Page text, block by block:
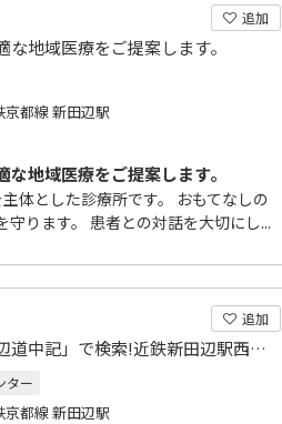
追加
地域医療をご提案します。
都線 新田辺駅
地域医療をご提案します。
体とした診療所です。 おもてなしの
ります。 患者との対話を大切にし...
追加
京田辺の観光のことなら「京田辺道中記」で検索!近鉄新田辺駅西口すぐに「駅ナカ案内所」あり
ター
都線 新田辺駅